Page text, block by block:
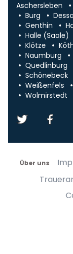
Aschersleben
Burg
Genthin
Halle (Saale)
Klötze
Naumburg
Quedlinburg
Schönebeck
Weißenfels
Wolmirstedt
Über uns